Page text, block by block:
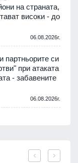
на страната,
високи - до
06.08.2026г.
партньорите си
при атаката
- забавените
06.08.2026г.